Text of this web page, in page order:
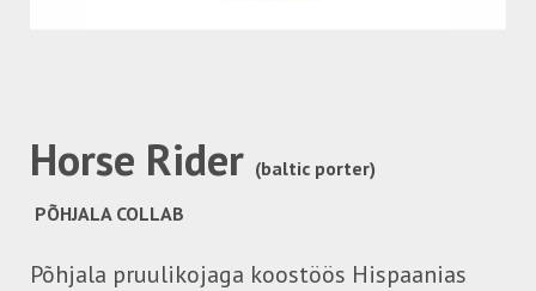
Horse Rider (baltic porter)
PÕHJALA COLLAB
Põhjala pruulikojaga koostöös Hispaanias